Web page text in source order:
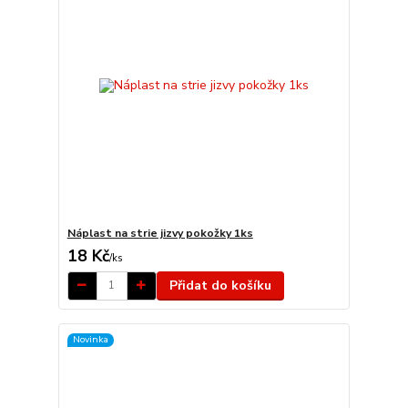
Náplast na strie jizvy pokožky 1ks
18 Kč/ks
Přidat do košíku
Novinka